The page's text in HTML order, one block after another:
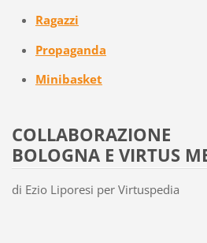
Ragazzi
Propaganda
Minibasket
BOLOGNA E VIRTUS
di Ezio Liporesi per Virtuspedia